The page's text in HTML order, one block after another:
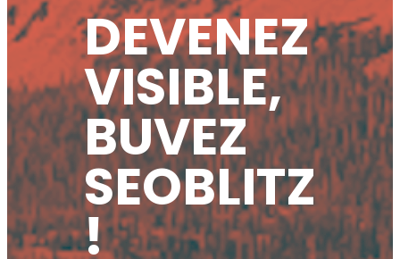
DEVENEZ
VISIBLE,
BUVEZ
SEOBLITZ
!